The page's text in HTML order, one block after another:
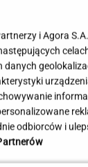
wakacyjny
PROMOCYJNY
Szybko
i Agora
danych
odbiorców i